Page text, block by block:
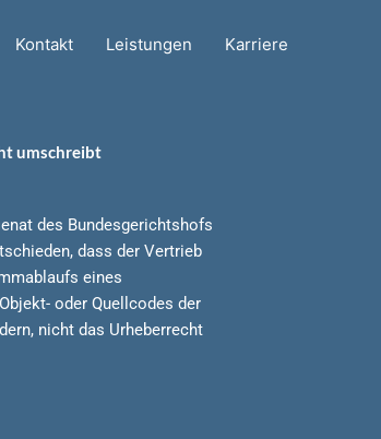
Kontakt Leistungen Karriere
umschreibt
des Bundesgerichtshofs
dass der Vertrieb
eines
oder Quellcodes der
nicht das Urheberrecht